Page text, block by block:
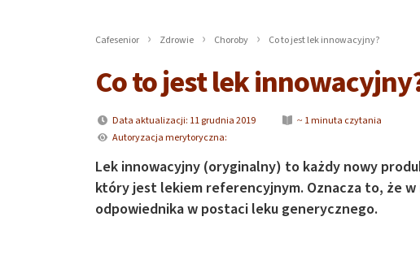
Cafesenior Zdrowie Choroby Co to jest lek innowacyjny?
Co to jest lek
Data aktualizacji: 11 grudnia 2019
~ 1 minuta czytania
Autoryzacja merytoryczna:
Lek innowacyjny (oryginalny) to każdy nowy
który jest lekiem referencyjnym. Oznacza to, że
odpowiednika w postaci leku generycznego.